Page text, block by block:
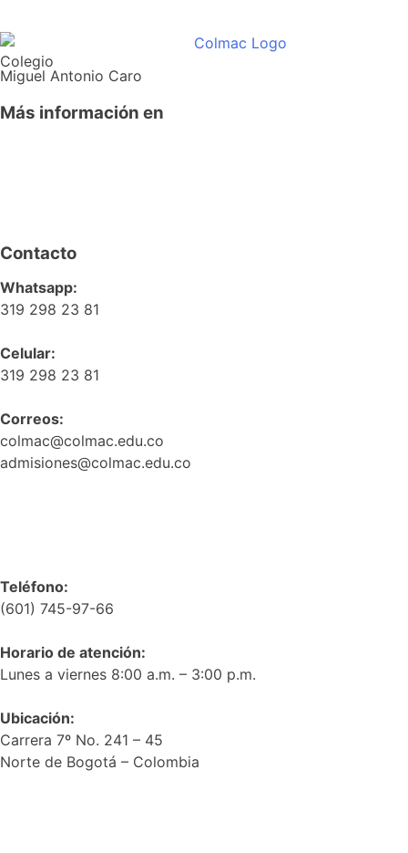
Colegio
Miguel Antonio Caro
Más información en
Contacto
Whatsapp:
319 298 23 81
Celular:
319 298 23 81
Correos:
colmac@colmac.edu.co
admisiones@colmac.edu.co
Teléfono:
(601) 745-97-66
Horario de atención:
Lunes a viernes 8:00 a.m. – 3:00 p.m.
Ubicación:
Carrera 7º No. 241 – 45
Norte de Bogotá – Colombia